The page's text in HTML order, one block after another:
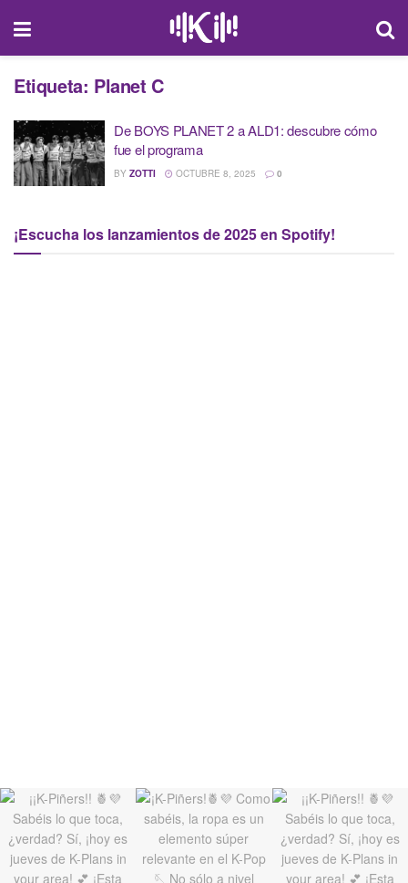
Etiqueta: Planet C
De BOYS PLANET 2 a ALD1: descubre cómo
fue el programa
BY ZOTTI OCTUBRE 8, 2025 0
¡Escucha los lanzamientos de 2025 en Spotify!